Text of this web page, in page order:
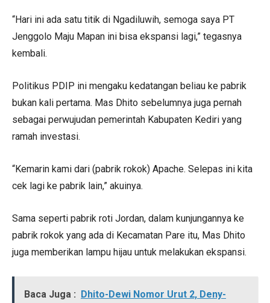
“Hari ini ada satu titik di Ngadiluwih, semoga saya PT
Jenggolo Maju Mapan ini bisa ekspansi lagi,” tegasnya
kembali.
Politikus PDIP ini mengaku kedatangan beliau ke pabrik
bukan kali pertama. Mas Dhito sebelumnya juga pernah
sebagai perwujudan pemerintah Kabupaten Kediri yang
ramah investasi.
“Kemarin kami dari (pabrik rokok) Apache. Selepas ini kita
cek lagi ke pabrik lain,” akuinya.
Sama seperti pabrik roti Jordan, dalam kunjungannya ke
pabrik rokok yang ada di Kecamatan Pare itu, Mas Dhito
juga memberikan lampu hijau untuk melakukan ekspansi.
Baca Juga : Dhito-Dewi Nomor Urut 2, Deny-